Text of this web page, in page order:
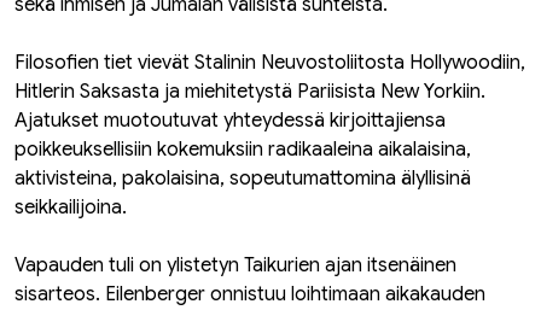
sekä ihmisen ja Jumalan välisistä suhteista.
Filosofien tiet vievät Stalinin Neuvostoliitosta Hollywoodiin,
Hitlerin Saksasta ja miehitetystä Pariisista New Yorkiin.
Ajatukset muotoutuvat yhteydessä kirjoittajiensa
poikkeuksellisiin kokemuksiin radikaaleina aikalaisina,
aktivisteina, pakolaisina, sopeutumattomina älyllisinä
seikkailijoina.
Vapauden tuli on ylistetyn Taikurien ajan itsenäinen
sisarteos. Eilenberger onnistuu loihtimaan aikakauden